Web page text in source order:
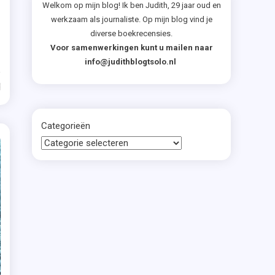
Welkom op mijn blog! Ik ben Judith, 29 jaar oud en
werkzaam als journaliste. Op mijn blog vind je
diverse boekrecensies.
Voor samenwerkingen kunt u mailen naar
info@judithblogtsolo.nl
Categorieën